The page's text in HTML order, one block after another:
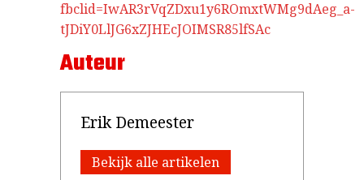
fbclid=IwAR3rVqZDxu1y6ROmxtWMg9dAeg_a-
tJDiY0LlJG6xZJHEcJOIMSR85lfSAc
Auteur
Erik Demeester
Bekijk alle artikelen